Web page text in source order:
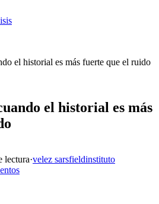
el historial es más fuerte que el ruido
el historial es más
lectura·velez sarsfieldinstituto